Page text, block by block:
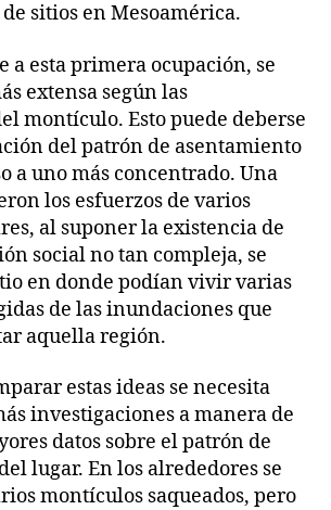
sitios en Mesoamérica.
a esta primera ocupación, se
extensa según las
montículo. Esto puede deberse
del patrón de asentamiento
a uno más concentrado. Una
los esfuerzos de varios
al suponer la existencia de
social no tan compleja, se
en donde podían vivir varias
de las inundaciones que
aquella región.
estas ideas se necesita
investigaciones a manera de
datos sobre el patrón de
lugar. En los alrededores se
montículos saqueados, pero